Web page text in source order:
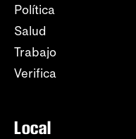
Política
Salud
Trabajo
Verifica
Local